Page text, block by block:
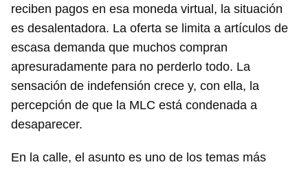
reciben pagos en esa moneda virtual, la situación
es desalentadora. La oferta se limita a artículos de
escasa demanda que muchos compran
apresuradamente para no perderlo todo. La
sensación de indefensión crece y, con ella, la
percepción de que la MLC está condenada a
desaparecer.
En la calle, el asunto es uno de los temas más